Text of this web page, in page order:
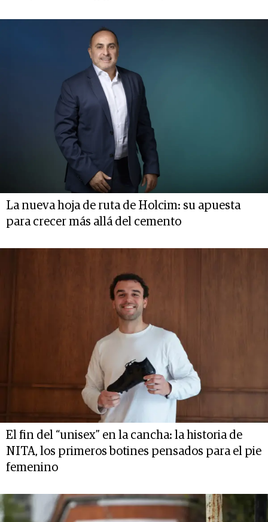
La nueva hoja de ruta de Holcim: su apuesta
para crecer más allá del cemento
El fin del “unisex” en la cancha: la historia de
NITA, los primeros botines pensados para el pie
femenino